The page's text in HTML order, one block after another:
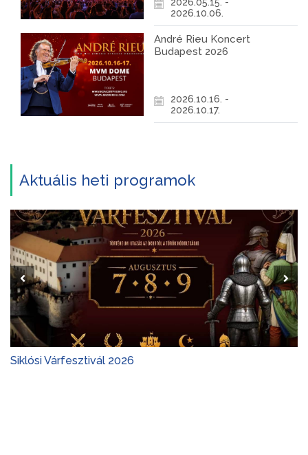
2026.05.15. -
2026.10.06.
André Rieu Koncert
Budapest 2026
2026.10.16. -
2026.10.17.
Aktuális heti programok
Siklósi Várfesztivál 2026